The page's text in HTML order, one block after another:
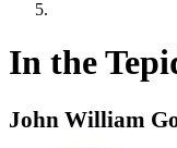
In the
John William